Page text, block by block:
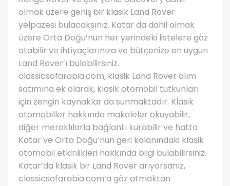
olmak üzere geniş bir klasik Land Rover
yelpazesi bulacaksınız. Katar da dahil olmak
üzere Orta Doğu’nun her yerindeki listelere göz
atabilir ve ihtiyaçlarınıza ve bütçenize en uygun
Land Rover’ı bulabilirsiniz.
classicsofarabia.com, klasik Land Rover alım
satımına ek olarak, klasik otomobil tutkunları
için zengin kaynaklar da sunmaktadır. Klasik
otomobiller hakkında makaleler okuyabilir,
diğer meraklılarla bağlantı kurabilir ve hatta
Katar ve Orta Doğu’nun geri kalanındaki klasik
otomobil etkinlikleri hakkında bilgi bulabilirsiniz.
Katar’da klasik bir Land Rover arıyorsanız,
classicsofarabia.com’a göz atmaktan